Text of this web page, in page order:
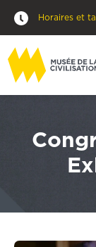
Horaires et